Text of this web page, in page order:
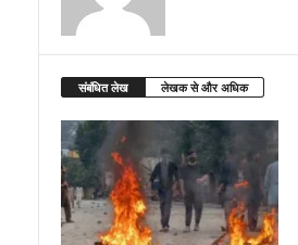
संबंधित लेख लेखक से और अधिक